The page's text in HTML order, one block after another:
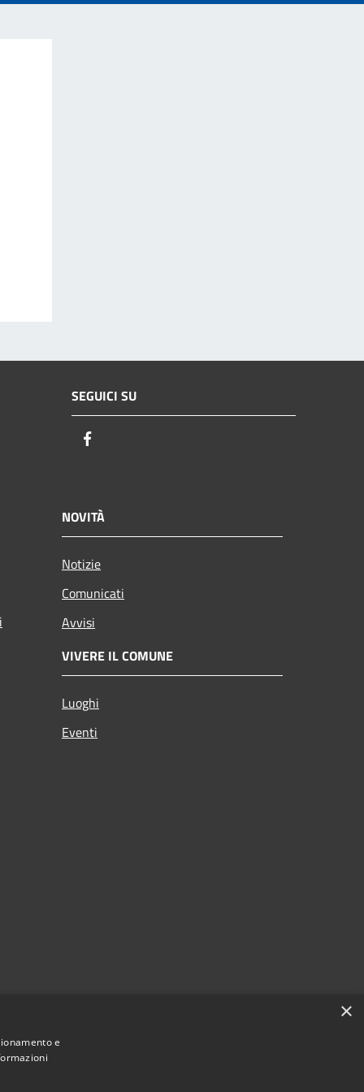
SEGUICI SU
NOVITÀ
Notizie
Comunicati
Avvisi
VIVERE IL COMUNE
Luoghi
Eventi
×
e